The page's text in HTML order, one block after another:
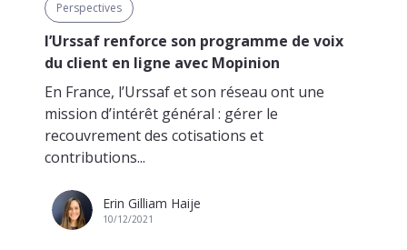
Perspectives
l’Urssaf renforce son programme de voix
du client en ligne avec Mopinion
En France, l’Urssaf et son réseau ont une
mission d’intérêt général : gérer le
recouvrement des cotisations et
contributions...
Erin Gilliam Haije
10/12/2021